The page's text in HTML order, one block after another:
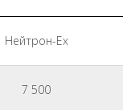
Нейтрон-Ex
7 500